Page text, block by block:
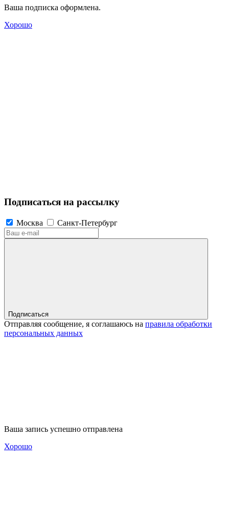
Ваша подписка оформлена.
Хорошо
Подписаться на рассылку
Москва Санкт-Петербург
Подписаться
Отправляя сообщение, я соглашаюсь на правила обработки
персональных данных
Ваша запись успешно отправлена
Хорошо